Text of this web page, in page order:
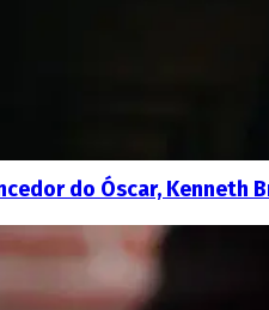
do Óscar, Kenneth